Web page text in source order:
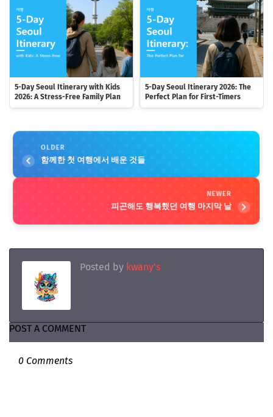
5-Day Seoul Itinerary with Kids
2026: A Stress-Free Family Plan
5-Day Seoul Itinerary 2026: The
Perfect Plan for First-Timers
OLDER
함께한 첫 여행에서 배운 것들
NEWER
피곤해도 행복했던 여행 마지막 날
Posted by kwany's
POST A COMMENT
0 Comments